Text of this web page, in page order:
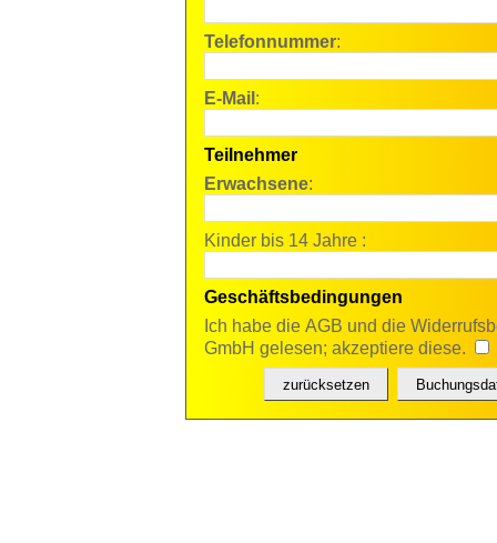
Telefonnummer:
E-Mail :
Teilnehmer
Erwachsene:
Kinder bis 14 Jahre :
Geschäftsbedingungen
Ich habe die AGB und die
GmbH gelesen; akzeptiere diese.